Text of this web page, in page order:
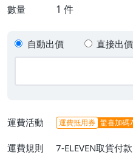
數量 1 件
自動出價 直接出價
運費活動 運費抵用券 驚喜加碼
運費規則
7-ELEVEN取貨付